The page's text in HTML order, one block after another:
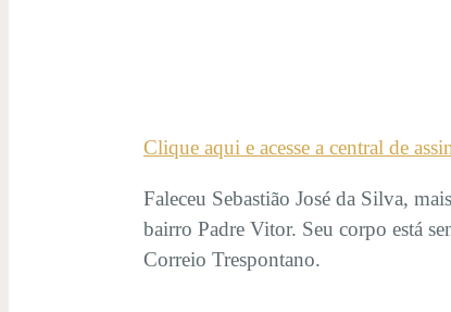
Clique aqui e acesse a central de
Faleceu Sebastião José da Silva,
bairro Padre Vitor. Seu corpo está
Correio Trespontano.